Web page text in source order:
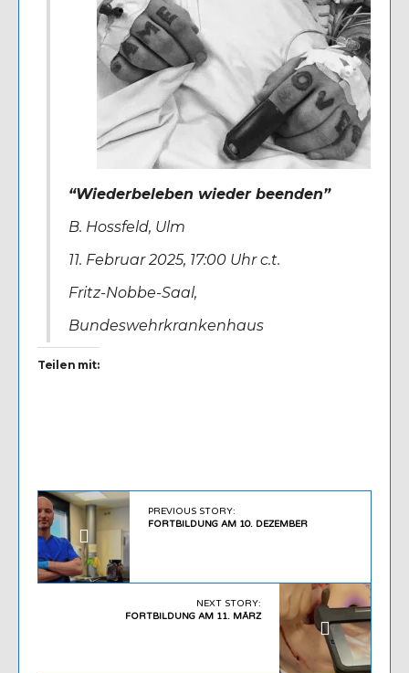
“Wiederbeleben wieder beenden”
B. Hossfeld, Ulm
11. Februar 2025, 17:00 Uhr c.t.
Fritz-Nobbe-Saal,
Bundeswehrkrankenhaus
Teilen mit:
PREVIOUS STORY:
FORTBILDUNG AM 10. DEZEMBER
NEXT STORY:
FORTBILDUNG AM 11. MÄRZ